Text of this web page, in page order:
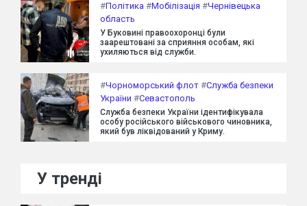
#Політика #Мобілізація #Чернівецька
область
У Буковині правоохоронці були
заарештовані за сприяння особам, які
ухиляються від служби.
#Чорноморський флот #Служба безпеки
України #Севастополь
Служба безпеки України ідентифікувала
особу російського військового чиновника,
який був ліквідований у Криму.
У тренді